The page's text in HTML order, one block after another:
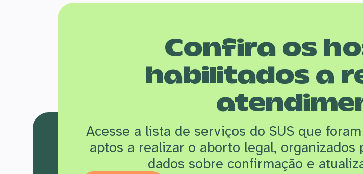
Confira os
habilitados a
Acesse a lista de serviços do SUS que f
aptos a realizar o aborto legal,
dados sobre confirmação e